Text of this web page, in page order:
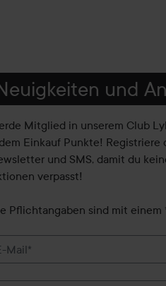
und
Mitglied in unserem Club
Einkauf Punkte! Registriere
und SMS, damit du
verpasst!
Pflichtangaben sind mit einem
Mail*